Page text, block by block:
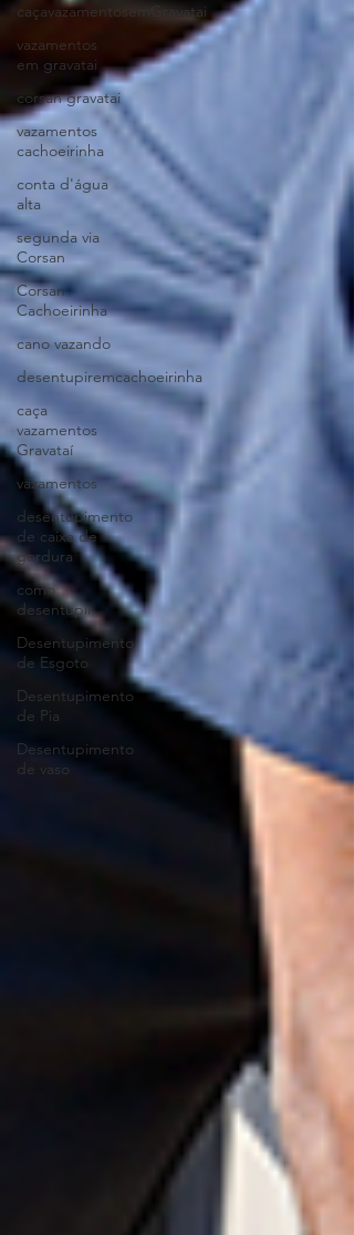
caçavazamentosemGravatai
vazamentos
em gravatai
corsan gravatai
vazamentos
cachoeirinha
conta d'água
alta
segunda via
Corsan
Corsan
Cachoeirinha
cano vazando
desentupiremcachoeirinha
caça
vazamentos
Gravataí
vazamentos
desentupimento
de caixa de
gordura
como
desentupir
Desentupimento
de Esgoto
Desentupimento
de Pia
Desentupimento
de vaso